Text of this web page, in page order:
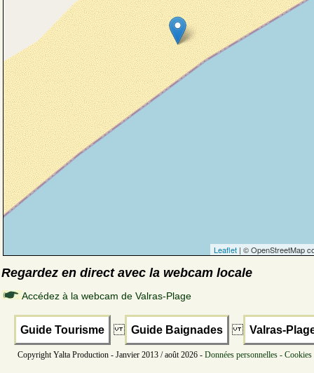
Leaflet | © OpenStreetMap
Regardez en direct avec la webcam locale
Accédez à la webcam de Valras-Plage
Guide Tourisme Guide Baignades Valras-
Copyright Yalta Production - Janvier 2013 / août 2026 - Données personnelles -